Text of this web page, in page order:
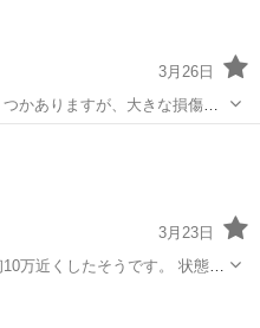
3月26日
かありますが、大きな損傷は
用家具
3月23日
万近くしたそうです。 状態も